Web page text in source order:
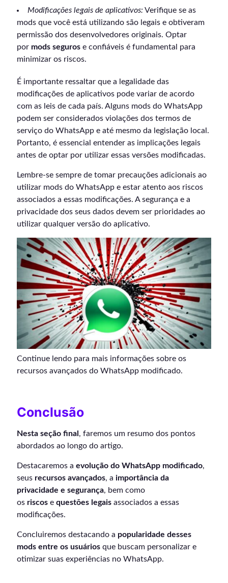
Modificações legais de aplicativos: Verifique se as
mods que você está utilizando são legais e obtiveram
permissão dos desenvolvedores originais. Optar
por mods seguros e confiáveis é fundamental para
minimizar os riscos.
É importante ressaltar que a legalidade das
modificações de aplicativos pode variar de acordo
com as leis de cada país. Alguns mods do WhatsApp
podem ser considerados violações dos termos de
serviço do WhatsApp e até mesmo da legislação local.
Portanto, é essencial entender as implicações legais
antes de optar por utilizar essas versões modificadas.
Lembre-se sempre de tomar precauções adicionais ao
utilizar mods do WhatsApp e estar atento aos riscos
associados a essas modificações. A segurança e a
privacidade dos seus dados devem ser prioridades ao
utilizar qualquer versão do aplicativo.
Continue lendo para mais informações sobre os
recursos avançados do WhatsApp modificado.
Conclusão
Nesta seção final , faremos um resumo dos pontos
abordados ao longo do artigo.
Destacaremos a evolução do WhatsApp modificado,
seus recursos avançados, a importância da
privacidade e segurança, bem como
os riscos e questões legais associados a essas
modificações.
Concluiremos destacando a popularidade desses
mods entre os usuários que buscam personalizar e
otimizar suas experiências no WhatsApp.